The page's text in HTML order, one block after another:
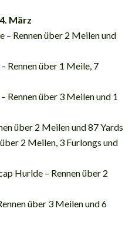
März
– Rennen über 2 Meilen und
Rennen über 1 Meile, 7
Rennen über 3 Meilen und 1
über 2 Meilen und 87 Yards
2 Meilen, 3 Furlongs und
Hurlde – Rennen über 2
über 3 Meilen und 6